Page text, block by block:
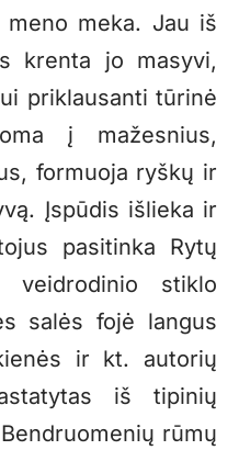
meka. Jau iš
krenta jo masyvi,
priklausanti tūrinė
į mažesnius,
formuoja ryškų ir
Įspūdis išlieka ir
pasitinka Rytų
veidrodinio stiklo
salės fojė langus
ir kt. autorių
iš tipinių
rūmų